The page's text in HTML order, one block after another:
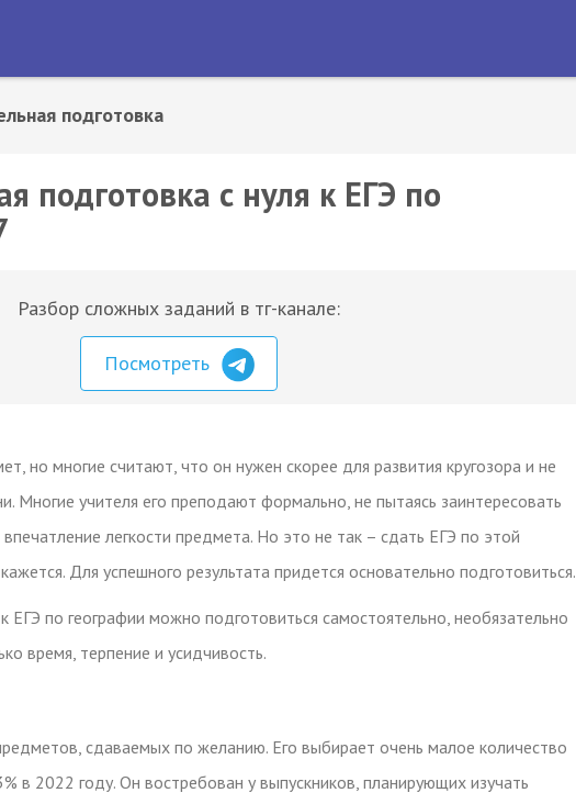
подготовка
подготовка с нуля к ЕГЭ по
Разбор сложных заданий в тг-канале:
Посмотреть
но многие считают, что он нужен скорее для развития кругозора и не
Многие учителя его преподают формально, не пытаясь заинтересовать
легкости предмета. Но это не так – сдать ЕГЭ по этой
Для успешного результата придется основательно подготовиться.
по географии можно подготовиться самостоятельно, необязательно
время, терпение и усидчивость.
сдаваемых по желанию. Его выбирает очень малое количество
в 2022 году. Он востребован у выпускников, планирующих изучать